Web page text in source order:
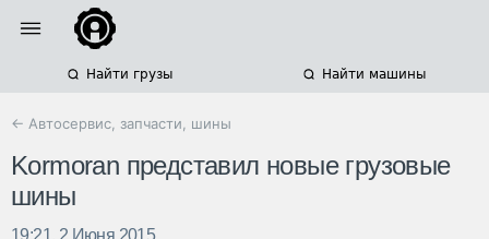
Найти грузы Найти машины
← Автосервис, запчасти, шины
Kormoran представил новые грузовые
шины
19:21, 2 Июня 2015